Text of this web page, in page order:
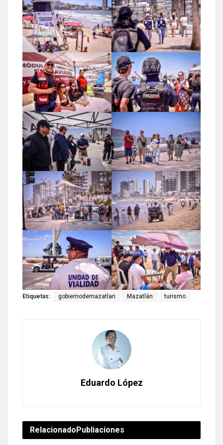
Etiquetas: gobiernodemazatlan Mazatlán turismo
Eduardo López
RelacionadoPubliaciones